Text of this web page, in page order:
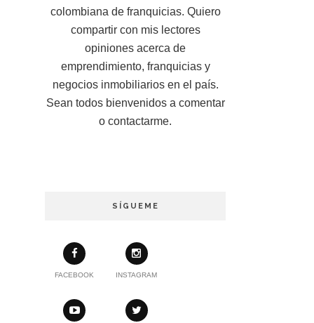
colombiana de franquicias. Quiero
compartir con mis lectores
opiniones acerca de
emprendimiento, franquicias y
negocios inmobiliarios en el país.
Sean todos bienvenidos a comentar
o contactarme.
SÍGUEME
FACEBOOK INSTAGRAM